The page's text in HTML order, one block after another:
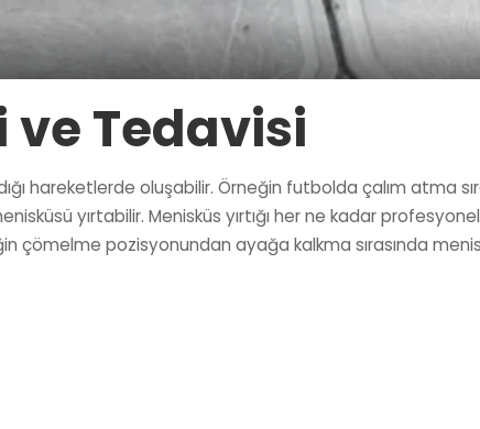
ve Tedavisi
hareketlerde oluşabilir. Örneğin futbolda çalım atma
yırtabilir. Menisküs yırtığı her ne kadar
çömelme pozisyonundan ayağa kalkma sırasında